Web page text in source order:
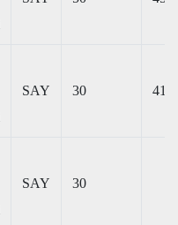
SAY 30
SAY 30